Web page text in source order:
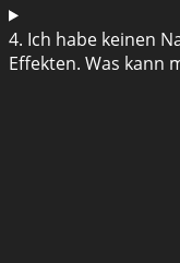
4. Ich habe keinen
Effekten. Was kann